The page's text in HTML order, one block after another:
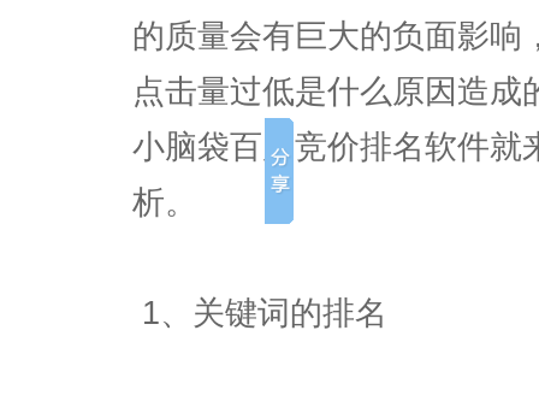
的质量会有巨大的负面影
点击量过低是什么原因造
小脑袋百度竞价排名软件就
析。
1、关键词的排名